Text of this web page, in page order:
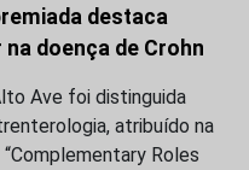
destaca
doença de Crohn
Ave foi distinguida
atribuído na
Roles